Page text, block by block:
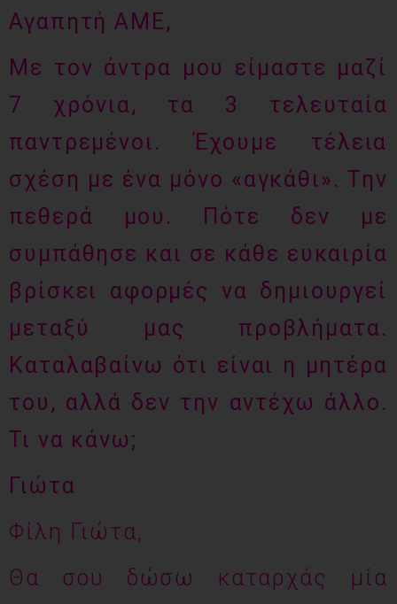
Αγαπητή ΑΜΕ,
Με τον άντρα μου είμαστε μαζί
7 χρόνια, τα 3 τελευταία
παντρεμένοι. Έχουμε τέλεια
σχέση με ένα μόνο «αγκάθι». Την
πεθερά μου. Πότε δεν με
συμπάθησε και σε κάθε ευκαιρία
βρίσκει αφορμές να δημιουργεί
μεταξύ μας προβλήματα.
Καταλαβαίνω ότι είναι η μητέρα
του, αλλά δεν την αντέχω άλλο.
Τι να κάνω;
Γιώτα
Φίλη Γιώτα,
Θα σου δώσω καταρχάς μία